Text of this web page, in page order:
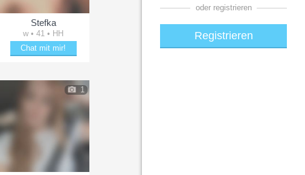
oder registrieren
Registrieren
Stefka
w • 41 • HH
Chat mit mir!
1